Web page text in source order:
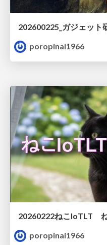
202600225_ガジェット
poropinai1966
20260222ねこIoTLT
poropinai1966